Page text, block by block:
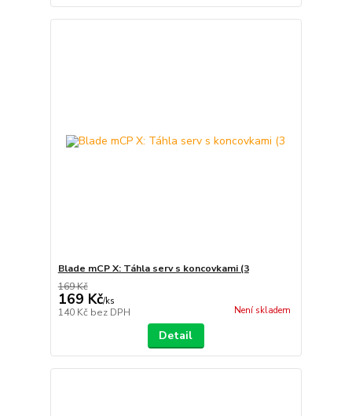
Blade mCP X: Táhla serv s koncovkami (3
169 Kč
169 Kč/ks
140 Kč bez DPH Není skladem
Detail